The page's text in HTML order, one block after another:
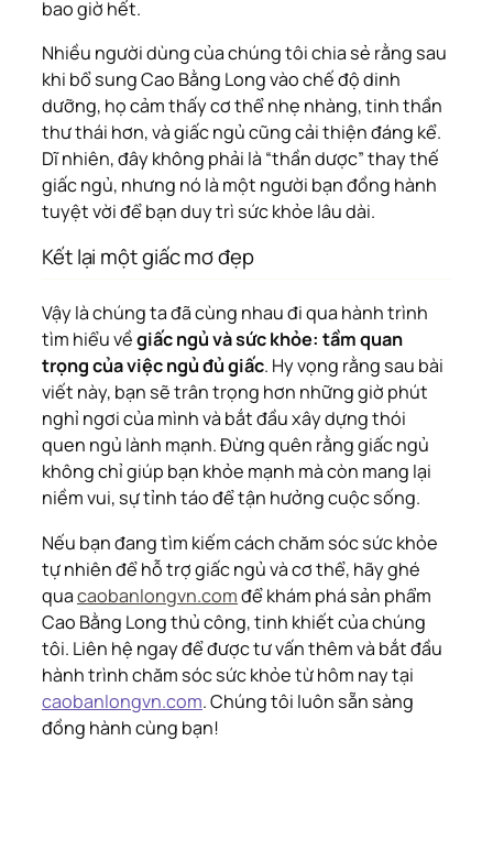
bao giờ hết.
Nhiều người dùng của chúng tôi chia sẻ rằng sau
khi bổ sung Cao Bằng Long vào chế độ dinh
dưỡng, họ cảm thấy cơ thể nhẹ nhàng, tinh thần
thư thái hơn, và giấc ngủ cũng cải thiện đáng kể.
Dĩ nhiên, đây không phải là “thần dược” thay thế
giấc ngủ, nhưng nó là một người bạn đồng hành
tuyệt vời để bạn duy trì sức khỏe lâu dài.
Kết lại một giấc mơ đẹp
Vậy là chúng ta đã cùng nhau đi qua hành trình
tìm hiểu vềgiấc ngủ và sức khỏe: tầm quan
trọng của việc ngủ đủ giấc. Hy vọng rằng sau bài
viết này, bạn sẽ trân trọng hơn những giờ phút
nghỉ ngơi của mình và bắt đầu xây dựng thói
quen ngủ lành mạnh. Đừng quên rằng giấc ngủ
không chỉ giúp bạn khỏe mạnh mà còn mang lại
niềm vui, sự tỉnh táo để tận hưởng cuộc sống.
Nếu bạn đang tìm kiếm cách chăm sóc sức khỏe
tự nhiên để hỗ trợ giấc ngủ và cơ thể, hãy ghé
quacaobanlongvn.comđể khám phá sản phẩm
Cao Bằng Long thủ công, tinh khiết của chúng
tôi. Liên hệ ngay để được tư vấn thêm và bắt đầu
hành trình chăm sóc sức khỏe từ hôm nay tại
caobanlongvn.com. Chúng tôi luôn sẵn sàng
đồng hành cùng bạn!